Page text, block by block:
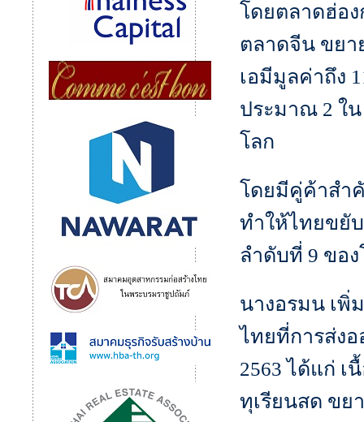
โดยตลาดฮ่อง
ตลาดจีน ขยา
เอมีมูลค่าถึง
ประมาณ 2 ใ
โลก
โดยมีคู่ค้าสำ
ทำให้ไทยขยั
ลำดับที่ 9 ขอ
นางอรมน เพิ่
ไทยที่การส่ง
2563 ได้แก่ เ
ทุเรียนสด ขย